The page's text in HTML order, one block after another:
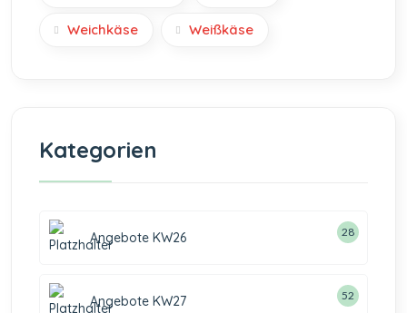
Weichkäse Weißkäse
Kategorien
Angebote KW26 28
Angebote KW27 52